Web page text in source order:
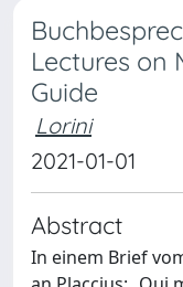
Lectures on
Guide
Lorini
2021-01-01
Abstract
In einem Brief